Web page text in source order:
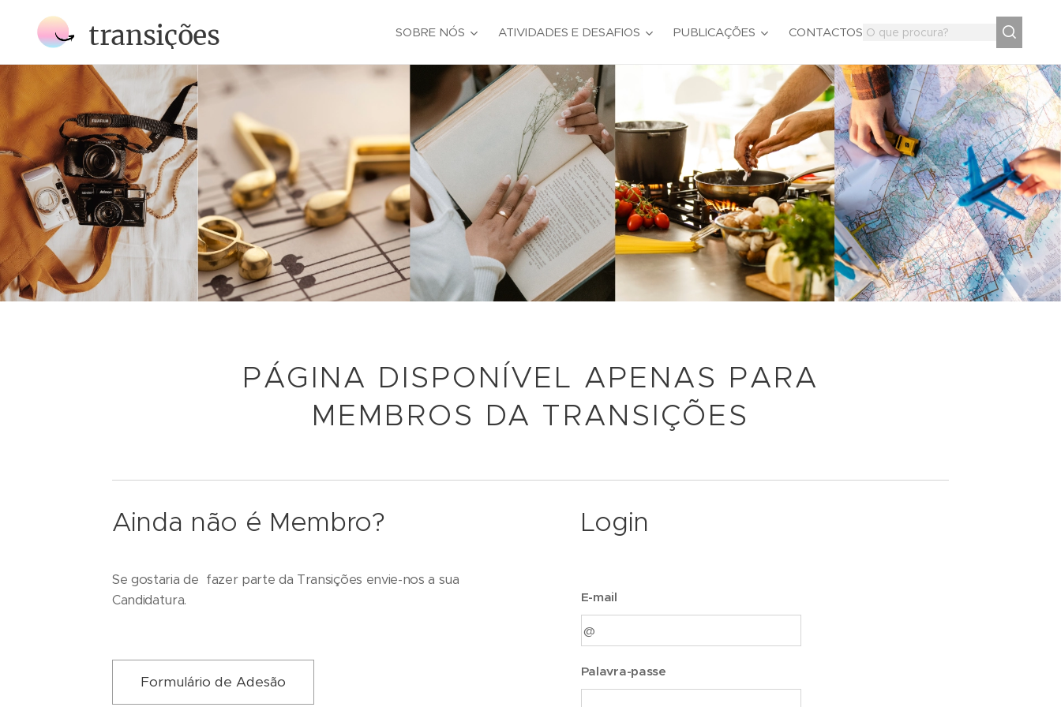
transições SOBRE NÓS ATIVIDADES E DESAFIOS PUBLICAÇÕES CONTACTOS
PÁGINA DISPONÍVEL APENAS PARA
MEMBROS DA TRANSIÇÕES
Ainda não é Membro?
Se gostaria de fazer parte da Transições envie-nos a sua
Candidatura.
Formulário de Adesão
Login
E-mail
Palavra-passe